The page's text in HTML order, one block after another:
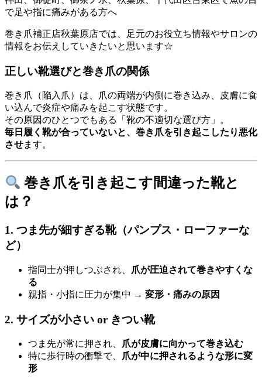
で足や指に痛みがある方へ
巻き爪補正店秋葉原店では、足元のお役立ち情報やサロンの
情報をお伝えしていきたいと思います☆
正しい靴選びと巻き爪の関係
巻き爪（陥入爪）は、爪の両端が内側に巻き込み、皮膚に食
い込んで炎症や痛みを起こす状態です。
その原因のひとつでもある「靴の不適切な選び方」。
毎日履く靴が合っていないと、巻き爪を引き起こしたり悪化
させます。
巻き爪を引き起こす間違った靴と
は？
1. つま先が細すぎる靴（パンプス・ローファーな
ど）
指同士が押しつぶされ、
爪が圧迫されて巻きやすくな
る
親指・小指に圧力が集中 → 変形・痛みの原因
2. サイズが小さい or きつい靴
つま先が常に押され、
爪が皮膚に向かって巻き込む
特に歩行時の衝撃で、
爪が中に押されるような形に変
形